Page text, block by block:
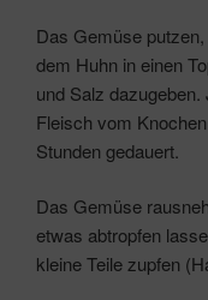
Das Gemüse
dem Huhn in einen
und Salz
Fleisch vom
Stunden gedauert.
Das Gemüse
etwas abtropfen
kleine Teile zupfen